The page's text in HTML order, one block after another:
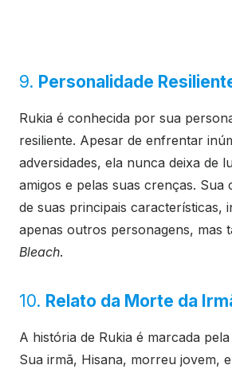
9. Personalidade
Rukia é conhecida por sua
resiliente. Apesar de enfrentar
adversidades, ela nunca deixa de
amigos e pelas suas crenças. Sua
de suas principais características,
apenas outros personagens, mas
Bleach.
10. Relato da Morte da
A história de Rukia é marcada
Sua irmã, Hisana, morreu jovem,